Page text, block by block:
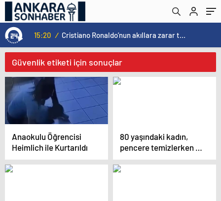
15:20 / Cristiano Ronaldo’nun akıllara zarar tüm kariyerinin istatistiğini çıkardık !
Güvenlik etiketi için sonuçlar
Anaokulu Öğrencisi
Heimlich ile Kurtarıldı
80 yaşındaki kadın,
pencere temizlerken 6.
kattan araçların
üzerine düştü